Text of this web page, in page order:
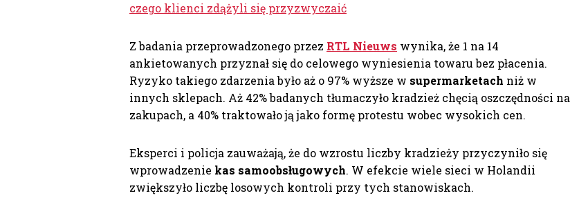
czego klienci zdążyli się przyzwyczaić
Z badania przeprowadzonego przez RTL Nieuws wynika, że 1 na 14
ankietowanych przyznał się do celowego wyniesienia towaru bez płacenia.
Ryzyko takiego zdarzenia było aż o 97% wyższe w supermarketach niż w
innych sklepach. Aż 42% badanych tłumaczyło kradzież chęcią oszczędności na
zakupach, a 40% traktowało ją jako formę protestu wobec wysokich cen.
Eksperci i policja zauważają, że do wzrostu liczby kradzieży przyczyniło się
wprowadzenie kas samoobsługowych. W efekcie wiele sieci w Holandii
zwiększyło liczbę losowych kontroli przy tych stanowiskach.